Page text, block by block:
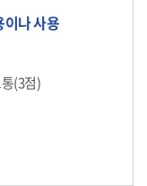
이나 사용
(3점)